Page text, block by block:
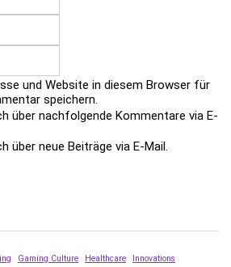
und Website in diesem Browser für
speichern.
über nachfolgende Kommentare via E-
über neue Beiträge via E-Mail.
Gaming Culture Healthcare
Innovations